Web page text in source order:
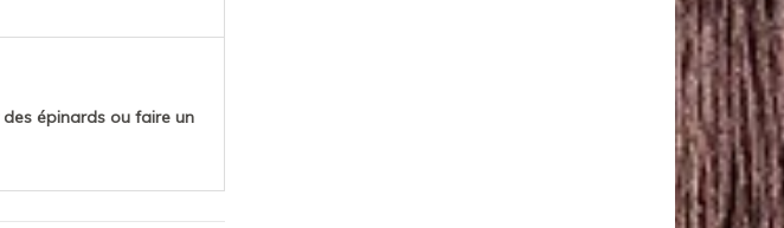
épinards ou faire un